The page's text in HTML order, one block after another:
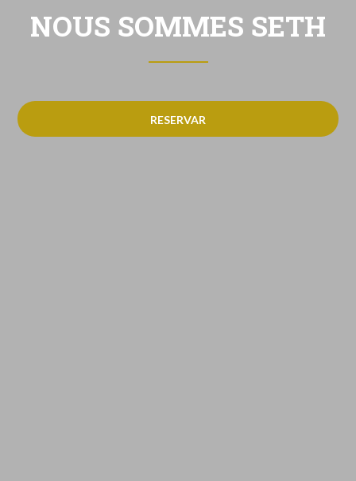
NOUS SOMMES SETH
RESERVAR